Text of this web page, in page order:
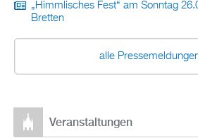
„Himmlisches Fest“ am Sonntag
Bretten
alle
Veranstaltungen